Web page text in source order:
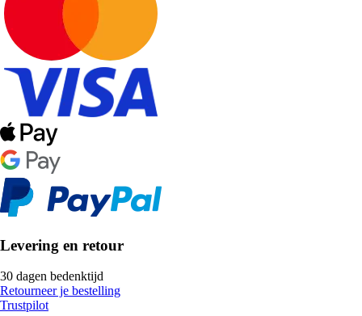
Levering en retour
30 dagen bedenktijd
Retourneer je bestelling
Trustpilot